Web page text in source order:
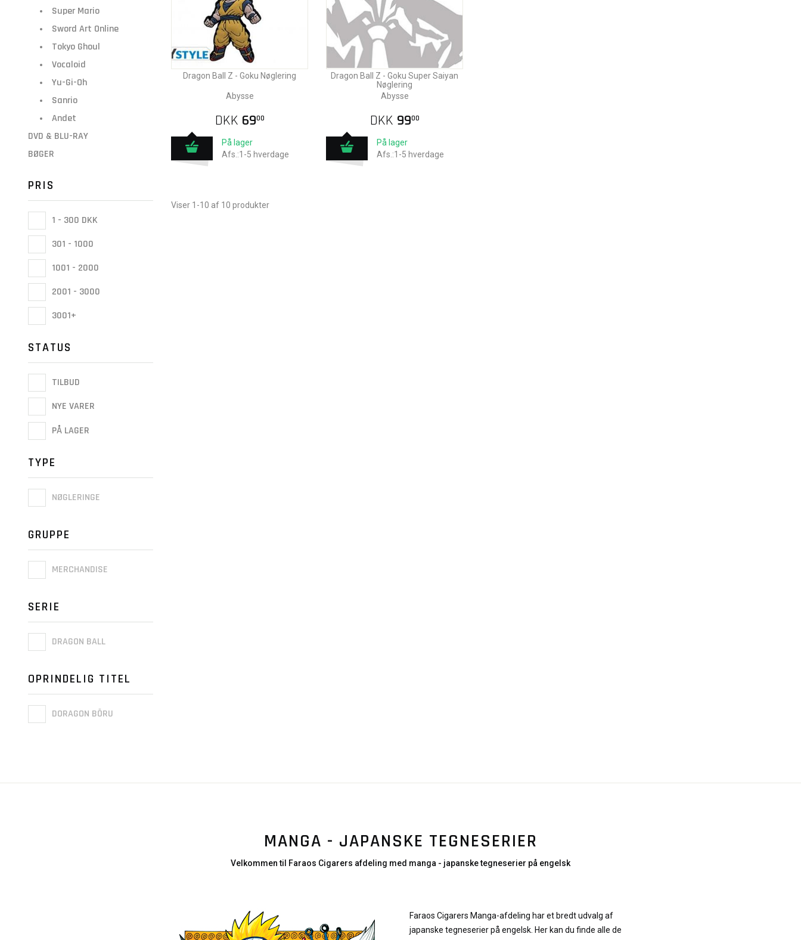
Super Mario
Sword Art Online
Tokyo Ghoul
Vocaloid
Yu-Gi-Oh
Sanrio
Andet
DVD & BLU-RAY
BØGER
PRIS
1 - 300 DKK
301 - 1000
1001 - 2000
2001 - 3000
3001+
STATUS
TILBUD
NYE VARER
PÅ LAGER
TYPE
NØGLERINGE
GRUPPE
MERCHANDISE
SERIE
DRAGON BALL
OPRINDELIG TITEL
DORAGON BŌRU
Dragon Ball Z - Goku Nøglering
Abysse
DKK 6900
På lager
Afs.:1-5 hverdage
Dragon Ball Z - Goku Super Saiyan
Nøglering
Abysse
DKK 9900
På lager
Afs.:1-5 hverdage
Viser 1-10 af 10 produkter
MANGA - JAPANSKE TEGNESERIER
Velkommen til Faraos Cigarers afdeling med manga - japanske tegneserier på engelsk
Faraos Cigarers Manga-afdeling har et bredt udvalg af
japanske tegneserier på engelsk. Her kan du finde alle de